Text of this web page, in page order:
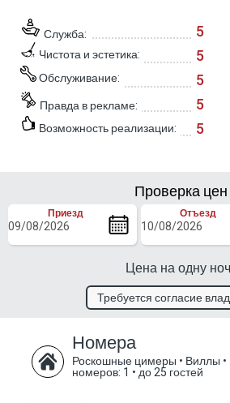
Служба: 5
Чистота и эстетика: 5
Обслуживание: 5
Правда в рекламе: 5
Возможность реализации: 5
Проверка цен
Приезд Отъезд
Цена на одну
Требуется согласие
Номера
Роскошные цимеры • Виллы •
номеров: 1 •до 25 гостей